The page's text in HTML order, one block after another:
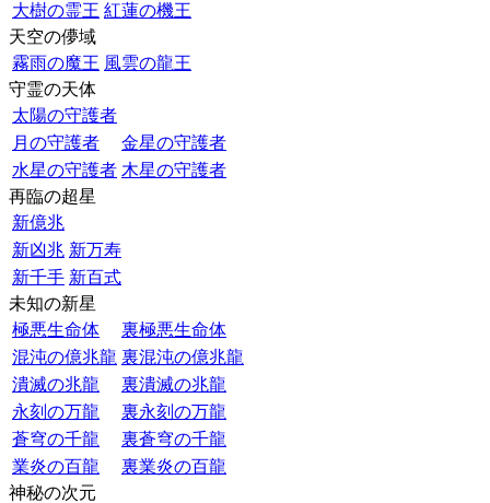
大樹の霊王 紅蓮の機王
天空の儚域
霧雨の魔王 風雲の龍王
守霊の天体
太陽の守護者
月の守護者
金星の守護者
水星の守護者 木星の守護者
再臨の超星
新億兆
新凶兆 新万寿
新千手 新百式
未知の新星
極悪生命体
裏極悪生命体
混沌の億兆龍 裏混沌の億兆龍
潰滅の兆龍
裏潰滅の兆龍
永刻の万龍
裏永刻の万龍
蒼穹の千龍
裏蒼穹の千龍
業炎の百龍
裏業炎の百龍
神秘の次元